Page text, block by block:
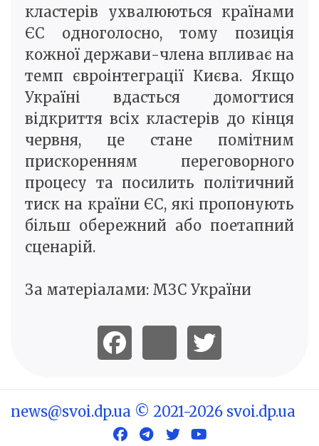
кластерів ухвалюються країнами
ЄС одноголосно, тому позиція
кожної держави-члена впливає на
темп євроінтеграції Києва. Якщо
Україні вдасться домогтися
відкриття всіх кластерів до кінця
червня, це стане помітним
прискоренням переговорного
процесу та посилить політичний
тиск на країни ЄС, які пропонують
більш обережний або поетапний
сценарій.
За матеріалами: МЗС України
news@svoi.dp.ua © 2021-2026 svoi.dp.ua